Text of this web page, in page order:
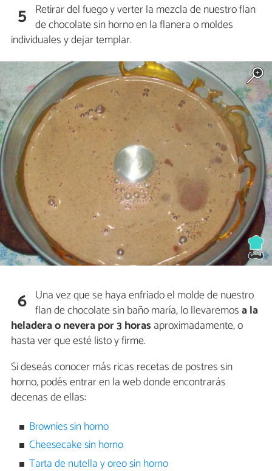
5 Retirar del fuego y verter la mezcla de nuestro flan
de chocolate sin horno en la flanera o moldes
individuales y dejar templar.
6 Una vez que se haya enfriado el molde de nuestro
flan de chocolate sin baño maría, lo llevaremosa la
heladera o nevera por 3 horas aproximadamente, o
hasta ver que esté listo y firme.
Si deseás conocer más ricas recetas de postres sin
horno, podés entrar en la web donde encontrarás
decenas de ellas:
Brownies sin horno
Cheesecake sin horno
Tarta de nutella y oreo sin horno